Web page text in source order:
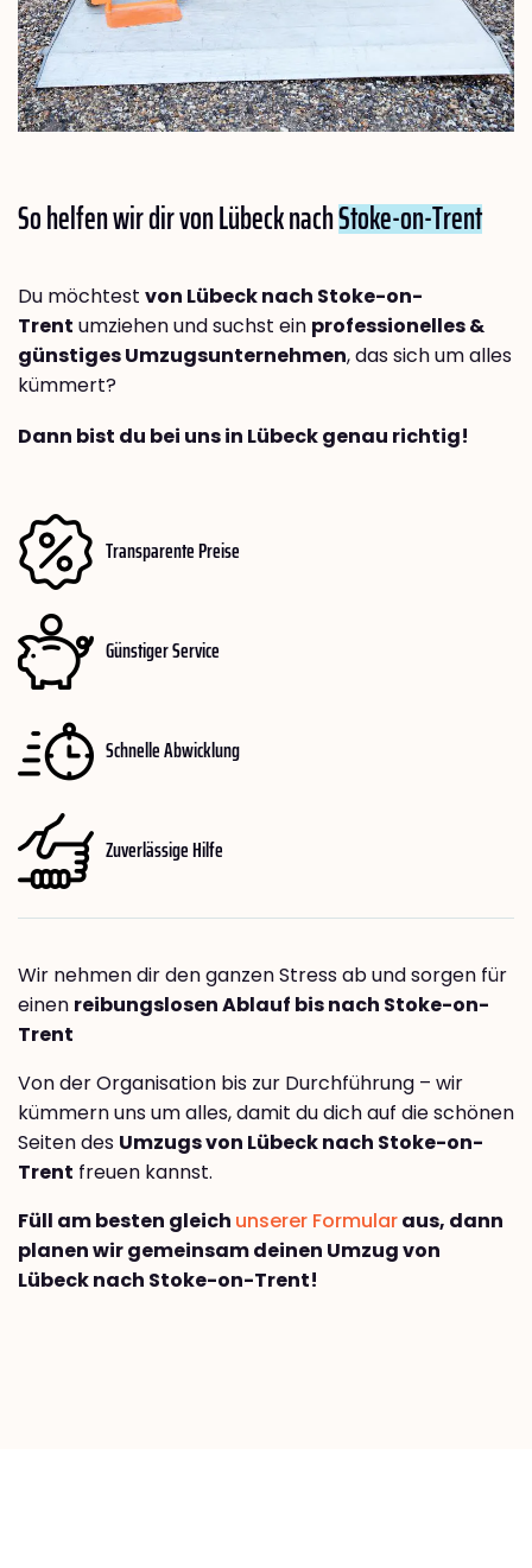
So helfen wir dir von Lübeck nachStoke-on-Trent
Du möchtest von Lübeck nach Stoke-on-
Trent umziehen und suchst ein professionelles &
günstiges Umzugsunternehmen, das sich um alles
kümmert?
Dann bist du bei uns in Lübeck genau richtig!
Transparente Preise
Günstiger Service
Schnelle Abwicklung
Zuverlässige Hilfe
Wir nehmen dir den ganzen Stress ab und sorgen für
einen reibungslosen Ablauf bis nach Stoke-on-
Trent
Von der Organisation bis zur Durchführung – wir
kümmern uns um alles, damit du dich auf die schönen
Seiten des Umzugs von Lübeck nach Stoke-on-
Trent freuen kannst.
Füll am besten gleich unserer Formularaus, dann
planen wir gemeinsam deinen Umzug von
Lübeck nach Stoke-on-Trent!